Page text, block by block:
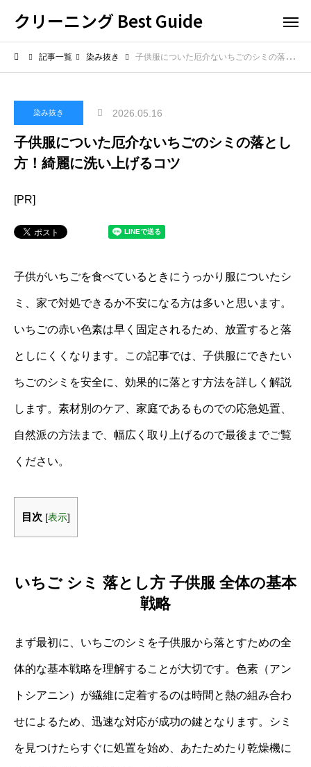
クリーニング Best Guide
記事一覧 染み抜き 子供服についた厄介ないちごのシミの落とし方！綺麗に洗い上げるコツ
染み抜き 2026.05.16
子供服についた厄介ないちごのシミの落とし
方！綺麗に洗い上げるコツ
[PR]
子供がいちごを食べているときにうっかり服についたシ
ミ、家で対処できるか不安になる方は多いと思います。
いちごの赤い色素は早く固定されるため、放置すると落
としにくくなります。この記事では、子供服にできたい
ちごのシミを安全に、効果的に落とす方法を詳しく解説
します。素材別のケア、家庭であるものでの応急処置、
自然派の方法まで、幅広く取り上げるので最後までご覧
ください。
目次 [表示]
いちご シミ 落とし方 子供服 全体の基本
戦略
まず最初に、いちごのシミを子供服から落とすための全
体的な基本戦略を理解することが大切です。色素（アン
トシアニン）が繊維に定着するのは時間と熱の組み合わ
せによるため、迅速な対応が成功の鍵となります。シミ
を見つけたらすぐに処置を始め、あたためたり乾燥機に